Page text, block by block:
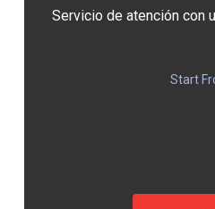
Servicio de atención con
Start